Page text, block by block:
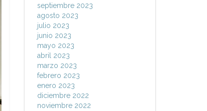
septiembre 2023
agosto 2023
julio 2023
junio 2023
mayo 2023
abril 2023
marzo 2023
febrero 2023
enero 2023
diciembre 2022
noviembre 2022